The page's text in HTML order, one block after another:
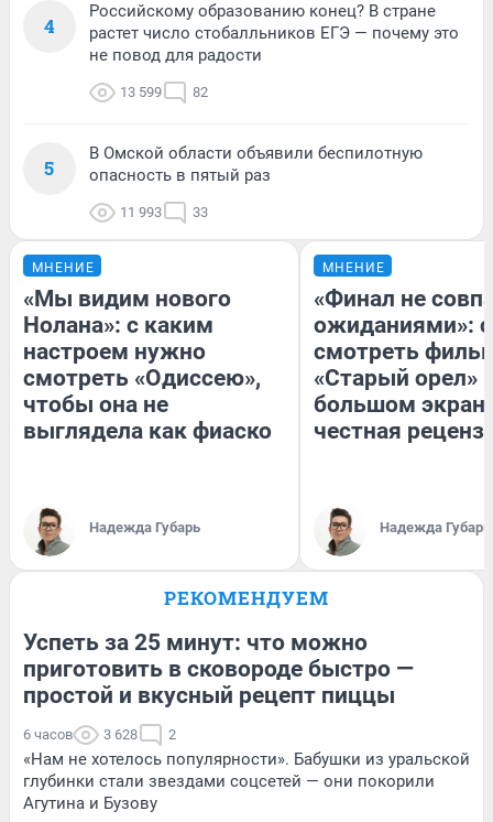
4
Российскому образованию конец? В стране
растет число стобалльников ЕГЭ — почему это
не повод для радости
13 599 82
5
В Омской области объявили беспилотную
опасность в пятый раз
11 993 33
МНЕНИЕ
«Мы видим нового
Нолана»: с каким
настроем нужно
смотреть «Одиссею»,
чтобы она не
выглядела как фиаско
Надежда Губарь
МНЕНИЕ
«Финал не
ожиданиями»:
смотреть
«Старый орел»
большом
честная
Надежда Губарь
РЕКОМЕНДУЕМ
Успеть за 25 минут: что можно
приготовить в сковороде быстро —
простой и вкусный рецепт пиццы
6 часов 3 628 2
«Нам не хотелось популярности». Бабушки из уральской
глубинки стали звездами соцсетей — они покорили
Агутина и Бузову